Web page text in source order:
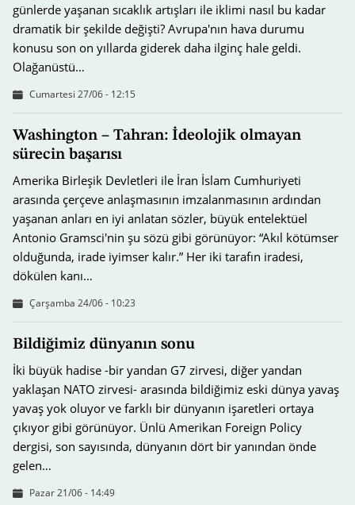
günlerde yaşanan sıcaklık artışları ile iklimi nasıl bu kadar
dramatik bir şekilde değişti? Avrupa'nın hava durumu
konusu son on yıllarda giderek daha ilginç hale geldi.
Olağanüstü…
Cumartesi 27/06 - 12:15
Washington – Tahran: İdeolojik olmayan
sürecin başarısı
Amerika Birleşik Devletleri ile İran İslam Cumhuriyeti
arasında çerçeve anlaşmasının imzalanmasının ardından
yaşanan anları en iyi anlatan sözler, büyük entelektüel
Antonio Gramsci'nin şu sözü gibi görünüyor: “Akıl kötümser
olduğunda, irade iyimser kalır.” Her iki tarafın iradesi,
dökülen kanı…
Çarşamba 24/06 - 10:23
Bildiğimiz dünyanın sonu
İki büyük hadise -bir yandan G7 zirvesi, diğer yandan
yaklaşan NATO zirvesi- arasında bildiğimiz eski dünya yavaş
yavaş yok oluyor ve farklı bir dünyanın işaretleri ortaya
çıkıyor gibi görünüyor. Ünlü Amerikan Foreign Policy
dergisi, son sayısında, dünyanın dört bir yanından önde
gelen…
Pazar 21/06 - 14:49